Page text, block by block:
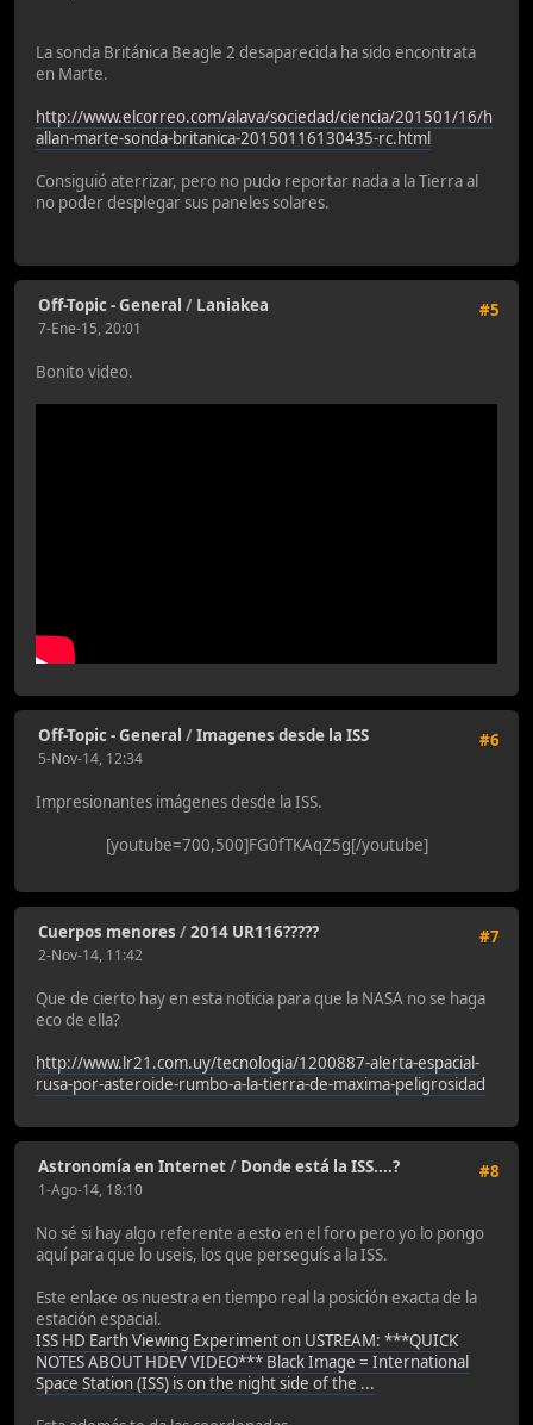
La sonda Británica Beagle 2 desaparecida ha sido encontrata
en Marte.
http://www.elcorreo.com/alava/sociedad/ciencia/201501/16/h
allan-marte-sonda-britanica-20150116130435-rc.html
Consiguió aterrizar, pero no pudo reportar nada a la Tierra al
no poder desplegar sus paneles solares.
#5
Off-Topic - General / Laniakea
7-Ene-15, 20:01
Bonito video.
#6
Off-Topic - General /Imagenes desde la ISS
5-Nov-14, 12:34
Impresionantes imágenes desde la ISS.
[youtube=700,500]FG0fTKAqZ5g[/youtube]
#7
Cuerpos menores /2014 UR116?????
2-Nov-14, 11:42
Que de cierto hay en esta noticia para que la NASA no se haga
eco de ella?
http://www.lr21.com.uy/tecnologia/1200887-alerta-espacial-
rusa-por-asteroide-rumbo-a-la-tierra-de-maxima-peligrosidad
#8
Astronomía en Internet/ Donde está la ISS....?
1-Ago-14, 18:10
No sé si hay algo referente a esto en el foro pero yo lo pongo
aquí para que lo useis, los que perseguís a la ISS.
Este enlace os nuestra en tiempo real la posición exacta de la
estación espacial.
ISS HD Earth Viewing Experiment on USTREAM: ***QUICK
NOTES ABOUT HDEV VIDEO*** Black Image = International
Space Station (ISS) is on the night side of the ...